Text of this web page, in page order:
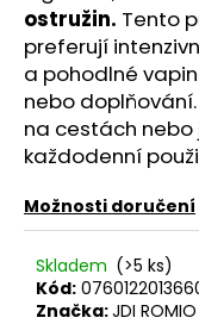
ostružin. Tento
preferují
a pohodlné
nebo
na cestách
každodenní
Možnosti doručení
Skladem (>5 ks)
Kód:
Značka:JDI
u
č
u
j
e
m
VENIX
PRO
CAPPUCINO-